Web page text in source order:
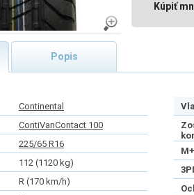
Kúpiť
Popis
Continental
ContiVanContact 100
225/65 R16
112 (1120 kg)
R (170 km/h)